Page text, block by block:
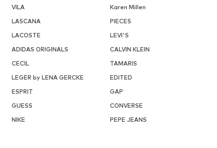
VILA
Karen Millen
LASCANA
PIECES
LACOSTE
LEVI'S
ADIDAS ORIGINALS
CALVIN KLEIN
CECIL
TAMARIS
LEGER by LENA GERCKE
EDITED
ESPRIT
GAP
GUESS
CONVERSE
NIKE
PEPE JEANS